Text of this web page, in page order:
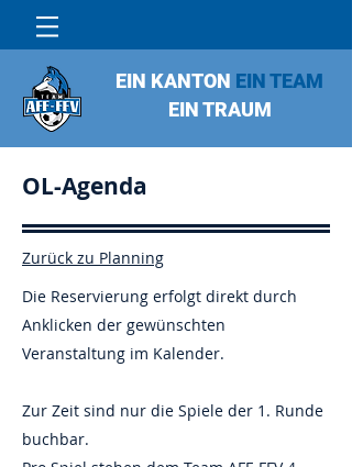
EIN KANTON EIN TEAM
EIN TRAUM
OL-Agenda
Zurück zu Planning
Die Reservierung erfolgt direkt durch
Anklicken der gewünschten
Veranstaltung im Kalender.
Zur Zeit sind nur die Spiele der 1. Runde
buchbar.